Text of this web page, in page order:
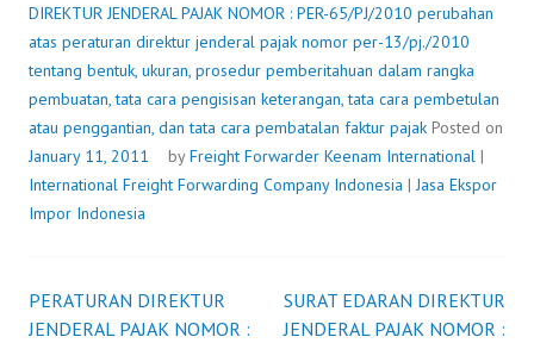
13/
DIREKTUR JENDERAL PAJAK NOMOR : PER-65/PJ/2010 perubahan
atas peraturan direktur jenderal pajak nomor per-13/pj./2010
tentang bentuk, ukuran, prosedur pemberitahuan dalam rangka
pembuatan, tata cara pengisisan keterangan, tata cara pembetulan
atau penggantian, dan tata cara pembatalan faktur pajak Posted on
January 11, 2011
byFreight Forwarder Keenam International |
International Freight Forwarding Company Indonesia |Jasa Ekspor
Impor Indonesia
Post
PERATURAN DIREKTUR
JENDERAL PAJAK NOMOR :
SURAT EDARAN DIREKTUR
JENDERAL PAJAK NOMOR :